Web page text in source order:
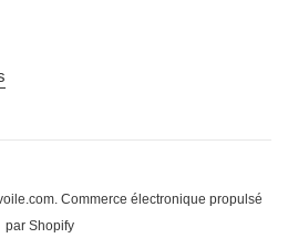
. Commerce électronique propulsé
par Shopify